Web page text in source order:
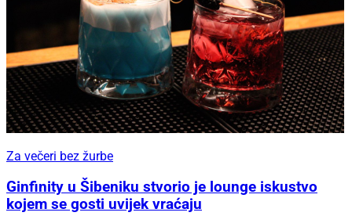
Za večeri bez žurbe
Ginfinity u Šibeniku stvorio je lounge iskustvo
kojem se gosti uvijek vraćaju